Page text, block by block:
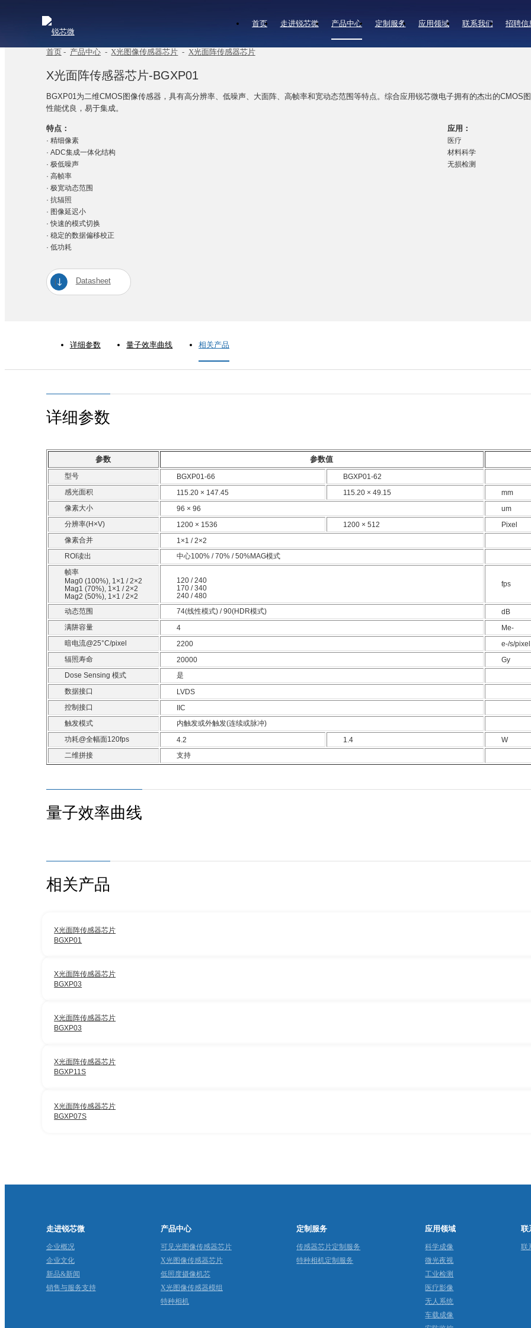
首页 走进锐芯微 产品中心 定制服务 应用领域 联系我们 招聘信
首页 - 产品中心 - X光图像传感器芯片 - X光面阵传感器芯片
X光面阵传感器芯片-BGXP01
BGXP01为二维CMOS图像传感器，具有高分辨率、低噪声、大面阵、高帧率和宽动态范围等特点。综合应用锐芯微电子拥有的杰出的CMOS
性能优良，易于集成。
特点：
· 精细像素
· ADC集成一体化结构
· 极低噪声
· 高帧率
· 极宽动态范围
· 抗辐照
· 图像延迟小
· 快速的模式切换
· 稳定的数据偏移校正
· 低功耗
应用：
医疗
材料科学
无损检测
Datasheet
详细参数 量子效率曲线 相关产品
详细参数
参数 参数值
型号 BGXP01-66
BGXP01-62
感光面积
115.20 × 147.45 115.20 × 49.15
mm
像素大小
96 × 96
um
分辨率(H×V)
1200 × 1536 1200 × 512
Pixel
像素合并
1×1 / 2×2
ROI读出
中心100% / 70% / 50%MAG模式
帧率
Mag0 (100%), 1×1 / 2×2
Mag1 (70%), 1×1 / 2×2
Mag2 (50%), 1×1 / 2×2
120 / 240
170 / 340
240 / 480
fps
动态范围 74(线性模式) / 90(HDR模式)
dB
满阱容量
4
Me-
暗电流@25°C/pixel
2200
e-/s/pixel
辐照寿命
20000
Gy
Dose Sensing 模式
是
数据接口
LVDS
控制接口
IIC
触发模式
内触发或外触发(连续或脉冲)
功耗@全幅面120fps 4.2 1.4
W
二维拼接
支持
量子效率曲线
相关产品
X光面阵传感器芯片
BGXP01
X光面阵传感器芯片
BGXP03
X光面阵传感器芯片
BGXP03
X光面阵传感器芯片
BGXP11S
X光面阵传感器芯片
BGXP07S
走进锐芯微
企业概况
企业文化
新品&新闻
销售与服务支持
产品中心
可见光图像传感器芯片
X光图像传感器芯片
低照度摄像机芯
X光图像传感器模组
特种相机
定制服务
传感器芯片定制服务
特种相机定制服务
应用领域
科学成像
微光夜视
工业检测
医疗影像
无人系统
车载成像
联
联